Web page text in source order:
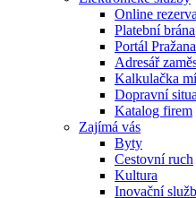
Online
Platební brána
Portál Pražana
Adresář
Kalkulačka
Dopravní
Katalog firem
Zajímá vás
Byty
Cestovní ruch
Kultura
Inovační